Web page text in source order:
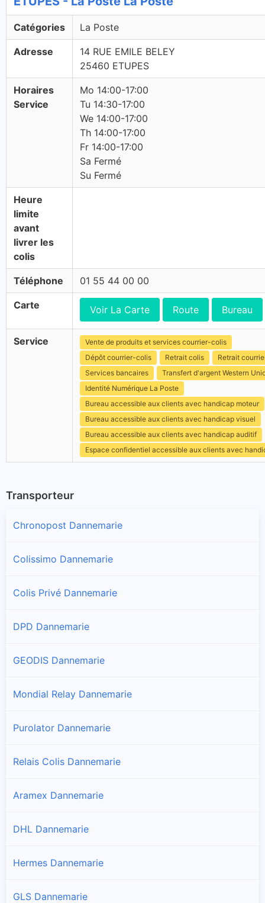
Catégories La Poste
Adresse
14 RUE EMILE BELEY
25460 ETUPES
Horaires
Service
Mo 14:00-17:00
Tu 14:30-17:00
We 14:00-17:00
Th 14:00-17:00
Fr 14:00-17:00
Sa Fermé
Su Fermé
Heure
limite
avant
livrer les
colis
Téléphone 01 55 44 00 00
Carte Voir La Carte Route Bureau
Service
Vente de produits et services courrier-colis
Dépôt courrier-colis
Retrait colis
Retrait
Services bancaires
Transfert d'argent Western
Identité Numérique La Poste
Bureau accessible aux clients avec handicap moteur
Bureau accessible aux clients avec handicap visuel
Bureau accessible aux clients avec handicap auditif
Espace confidentiel accessible aux clients avec
Transporteur
Chronopost Dannemarie
Colissimo Dannemarie
Colis Privé Dannemarie
DPD Dannemarie
GEODIS Dannemarie
Mondial Relay Dannemarie
Purolator Dannemarie
Relais Colis Dannemarie
Aramex Dannemarie
DHL Dannemarie
Hermes Dannemarie
GLS Dannemarie